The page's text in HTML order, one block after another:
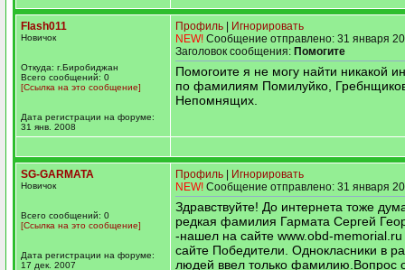
Flash011
Новичок
Откуда: г.Биробиджан
Всего сообщений: 0
[Ссылка на это сообщение]
Дата регистрации на форуме:
31 янв. 2008
Профиль
Игнорировать
NEW! Сообщение отправлено: 31 января
Заголовок сообщения: Помогите
Помогоите я не могу найти никакой
по фамилиям Помилуйко,
Непомнящих.
SG-GARMATA
Новичок
Всего сообщений: 0
[Ссылка на это сообщение]
Дата регистрации на форуме:
17 дек. 2007
Профиль
Игнорировать
NEW! Сообщение отправлено: 31 января
Здравствуйте! До интернета тоже
редкая фамилия Гармата Сергей
-нашел на сайте www.obd-memorial.ru
сайте Победители. Однокласники в
людей ввел только фамилию.Вопрос